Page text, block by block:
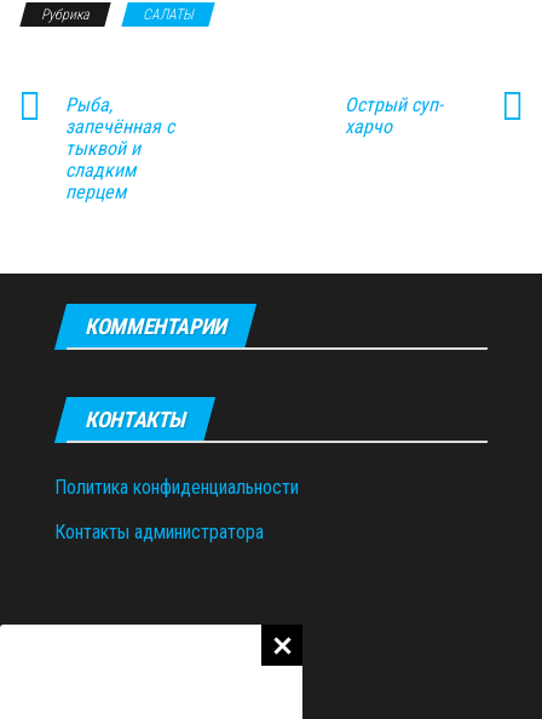
Рубрика САЛАТЫ
Рыба,
запечённая с
тыквой и
сладким
перцем
Острый суп-
харчо
КОММЕНТАРИИ
КОНТАКТЫ
Политика конфиденциальности
Контакты администратора